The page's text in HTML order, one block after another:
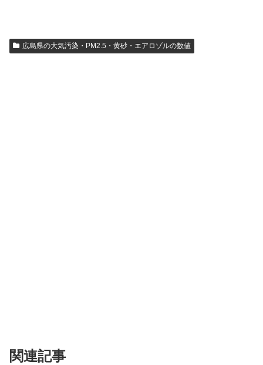
広島県の大気汚染・PM2.5・黄砂・エアロゾルの数値
関連記事